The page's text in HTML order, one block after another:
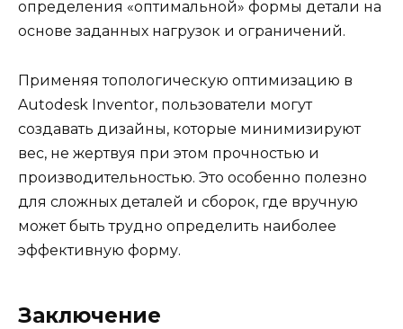
определения «оптимальной» формы детали на
основе заданных нагрузок и ограничений.
Применяя топологическую оптимизацию в
Autodesk Inventor, пользователи могут
создавать дизайны, которые минимизируют
вес, не жертвуя при этом прочностью и
производительностью. Это особенно полезно
для сложных деталей и сборок, где вручную
может быть трудно определить наиболее
эффективную форму.
Заключение